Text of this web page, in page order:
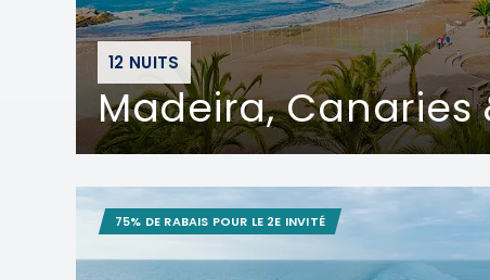
12 NUITS
Madeira, Canaries
75% DE RABAIS POUR LE 2E INVITÉ